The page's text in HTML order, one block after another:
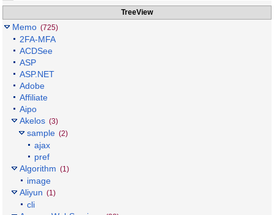
TreeView
Memo (725)
2FA-MFA
ACDSee
ASP
ASP.NET
Adobe
Affiliate
Aipo
Akelos (3)
sample (2)
ajax
pref
Algorithm (1)
image
Aliyun (1)
cli